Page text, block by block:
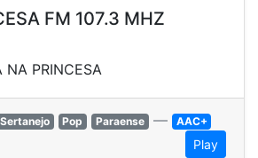
FM 107.3 MHZ
NA PRINCESA
Sertanejo Pop Paraense — AAC+
Play